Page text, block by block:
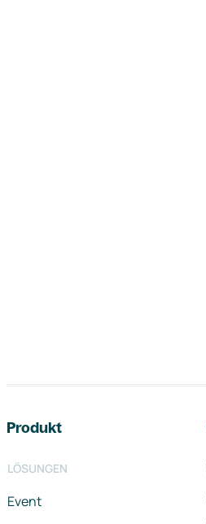
Produkt
LÖSUNGEN
Event